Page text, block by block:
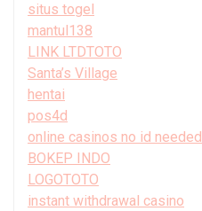
situs togel
mantul138
LINK LTDTOTO
Santa’s Village
hentai
pos4d
online casinos no id needed
BOKEP INDO
LOGOTOTO
instant withdrawal casino